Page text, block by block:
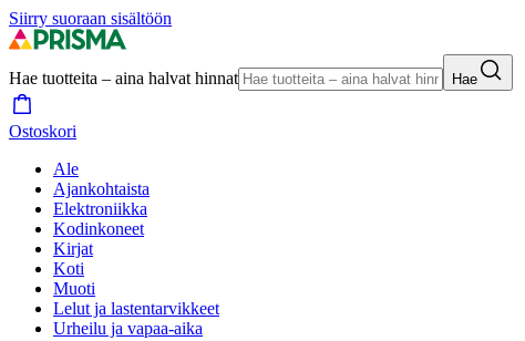
Siirry suoraan sisältöön
Hae tuotteita – aina halvat hinnat Hae
Ostoskori
Ale
Ajankohtaista
Elektroniikka
Kodinkoneet
Kirjat
Koti
Muoti
Lelut ja lastentarvikkeet
Urheilu ja vapaa-aika